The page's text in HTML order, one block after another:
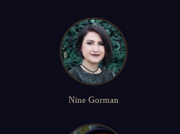
Nine Gorman